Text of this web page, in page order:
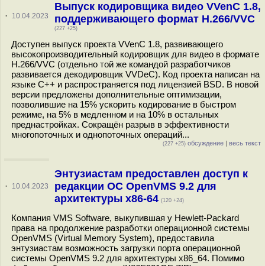
· 10.04.2023
Выпуск кодировщика видео VVenC 1.8,
поддерживающего формат H.266/VVC
(227 +25)
Доступен выпуск проекта VVenC 1.8, развивающего
высокопроизводительный кодировщик для видео в формате
H.266/VVC (отдельно той же командой разработчиков
развивается декодировщик VVDeC). Код проекта написан на
языке С++ и распространяется под лицензией BSD. В новой
версии предложены дополнительные оптимизации,
позволившие на 15% ускорить кодирование в быстром
режиме, на 5% в медленном и на 10% в остальных
преднастройках. Сокращён разрыв в эффективности
многопоточных и однопоточных операций...
(227 +25) обсуждение | весь текст
· 10.04.2023
Энтузиастам предоставлен доступ к
редакции ОС OpenVMS 9.2 для
архитектуры x86-64 (120 +24)
Компания VMS Software, выкупившая у Hewlett-Packard
права на продолжение разработки операционной системы
OpenVMS (Virtual Memory System), предоставила
энтузиастам возможность загрузки порта операционной
системы OpenVMS 9.2 для архитектуры x86_64. Помимо